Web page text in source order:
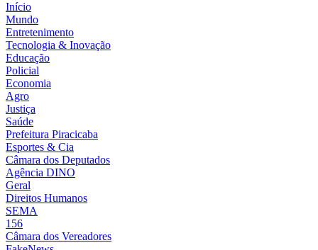
Início
Mundo
Entretenimento
Tecnologia & Inovação
Educação
Policial
Economia
Agro
Justiça
Saúde
Prefeitura Piracicaba
Esportes & Cia
Câmara dos Deputados
Agência DINO
Geral
Direitos Humanos
SEMA
156
Câmara dos Vereadores